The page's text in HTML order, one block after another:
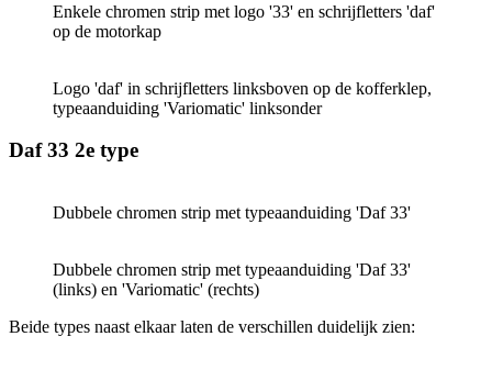
Enkele chromen strip met logo '33' en schrijfletters 'daf'
op de motorkap
Logo 'daf' in schrijfletters linksboven op de kofferklep,
typeaanduiding 'Variomatic' linksonder
Daf 33 2e type
Dubbele chromen strip met typeaanduiding 'Daf 33'
Dubbele chromen strip met typeaanduiding 'Daf 33'
(links) en 'Variomatic' (rechts)
Beide types naast elkaar laten de verschillen duidelijk zien: